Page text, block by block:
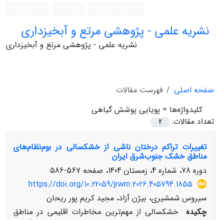
نشریه علمی - پژوهشی مرتع و آبخیزداری
نشریه علمی - پژوهشی مرتع و آبخیزداری
صفحه اصلی
فهرست مقالات
کلیدواژه‌ها = پویایی پوشش گیاهی
تعداد مقالات:
2
تغییرات تراکم درختان ناشی از خشکسالی در بوم‌نظام‌های
مناطق خشک جنوب‌شرق ایران
دوره 78، شماره 4، زمستان 1404، صفحه
567-586
https://doi.org/10.22059/jrwm.2026.405794.1855
سیروس شمشیری، بیژن آزاد، مجید کریم پور ریحان
چکیده
خشکسالی از مهم‌ترین مخاطرات اقلیمی در مناطق